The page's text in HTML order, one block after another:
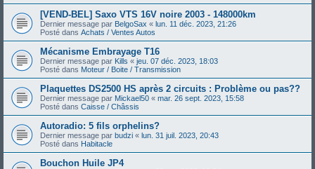
[VEND-BEL] Saxo VTS 16V noire 2003 - 148000km
Dernier message par BelgoSax « lun. 11 déc. 2023, 21:26
Posté dans Achats / Ventes Autos
Mécanisme Embrayage T16
Dernier message par Kills « jeu. 07 déc. 2023, 18:03
Posté dans Moteur / Boite / Transmission
Plaquettes DS2500 HS après 2 circuits : Problème ou pas??
Dernier message par Mickael50 « mar. 26 sept. 2023, 15:58
Posté dans Caisse / Châssis
Autoradio: 5 fils orphelins?
Dernier message par budzi « lun. 31 juil. 2023, 20:43
Posté dans Habitacle
Bouchon Huile JP4